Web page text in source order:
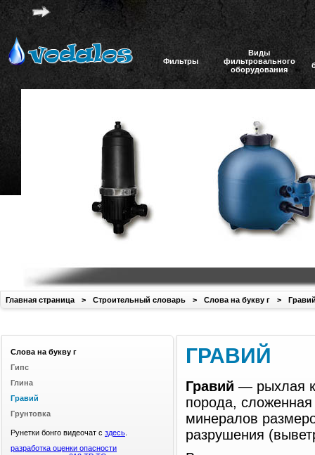
Фильтры
Виды
фильтровального
оборудования
Главная страница > Строительный словарь > Слова на букву г >
ГРАВИЙ
Гравий — рыхлая
порода,
минералов
разрушения
Слова на букву г
Гипс
Глина
Гравий
Грунтовка
Рунетки бонго видеочат с здесь
разработка оценки опасности